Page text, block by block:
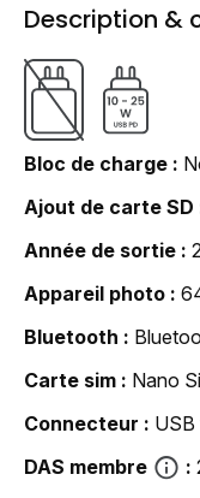
Description &
Bloc de charge
Ajout de carte SD
Année de sortie
Appareil photo
Bluetooth
Carte sim
Nano
Connecteur
USB
DAS membre